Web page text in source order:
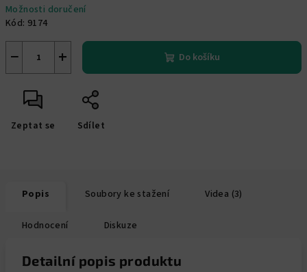
Možnosti doručení
Kód: 9174
+
− Do košíku
Zeptat se Sdílet
Popis Soubory ke stažení Videa (3)
Hodnocení Diskuze
Detailní popis produktu